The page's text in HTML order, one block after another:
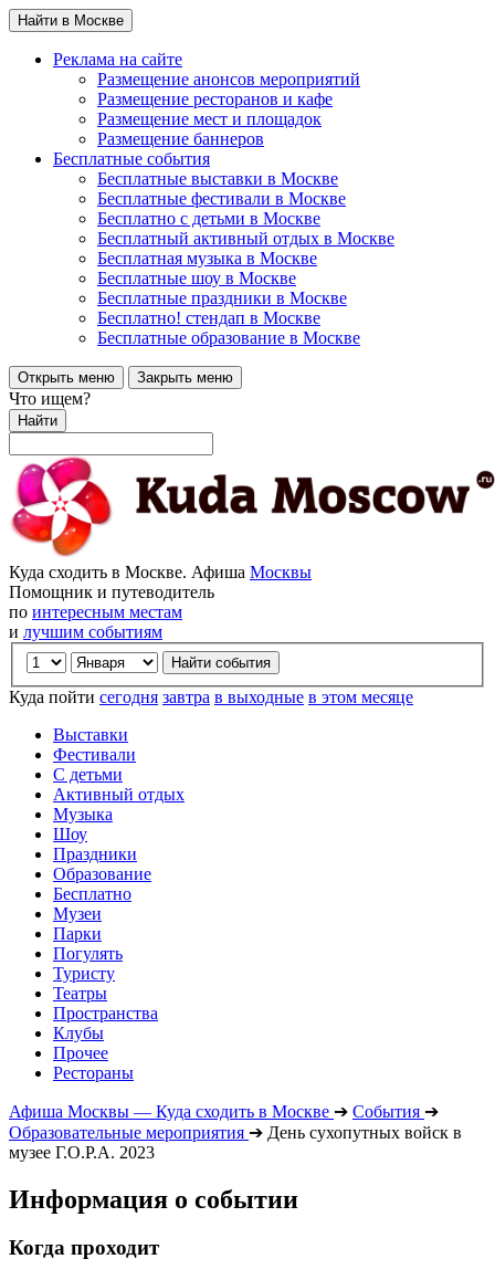
Найти в Москве
Реклама на сайте
Размещение анонсов мероприятий
Размещение ресторанов и кафе
Размещение мест и площадок
Размещение баннеров
Бесплатные события
Бесплатные выставки в Москве
Бесплатные фестивали в Москве
Бесплатно с детьми в Москве
Бесплатный активный отдых в Москве
Бесплатная музыка в Москве
Бесплатные шоу в Москве
Бесплатные праздники в Москве
Бесплатно! стендап в Москве
Бесплатные образование в Москве
Открыть меню Закрыть меню
Что ищем?
Найти
Куда сходить в Москве. Афиша Москвы
Помощник и путеводитель
по интересным местам
и лучшим событиям
Куда пойти сегодня завтра в выходные в этом месяце
Выставки
Фестивали
С детьми
Активный отдых
Музыка
Шоу
Праздники
Образование
Бесплатно
Музеи
Парки
Погулять
Туристу
Театры
Пространства
Клубы
Прочее
Рестораны
Афиша Москвы — Куда сходить в Москве ➔ События ➔
Образовательные мероприятия ➔ День сухопутных войск в
музее Г.О.Р.А. 2023
Информация о событии
Когда проходит